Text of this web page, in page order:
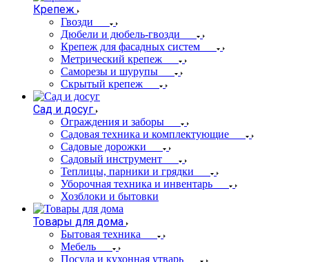
Крепеж
Гвозди
Дюбели и дюбель-гвозди
Крепеж для фасадных систем
Метрический крепеж
Саморезы и шурупы
Скрытый крепеж
Сад и досуг
Ограждения и заборы
Садовая техника и комплектующие
Садовые дорожки
Садовый инструмент
Теплицы, парники и грядки
Уборочная техника и инвентарь
Хозблоки и бытовки
Товары для дома
Бытовая техника
Мебель
Посуда и кухонная утварь